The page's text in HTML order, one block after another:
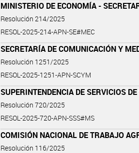
MINISTERIO DE ECONOMÍA -
Resolución 214/2025
RESOL-2025-214-APN-SE#MEC
SECRETARÍA DE COMUNICACIÓN Y
Resolución 1251/2025
RESOL-2025-1251-APN-SCYM
SUPERINTENDENCIA DE SERVICIOS
Resolución 720/2025
RESOL-2025-720-APN-SSS#MS
COMISIÓN NACIONAL DE TRABAJO
Resolución 116/2025